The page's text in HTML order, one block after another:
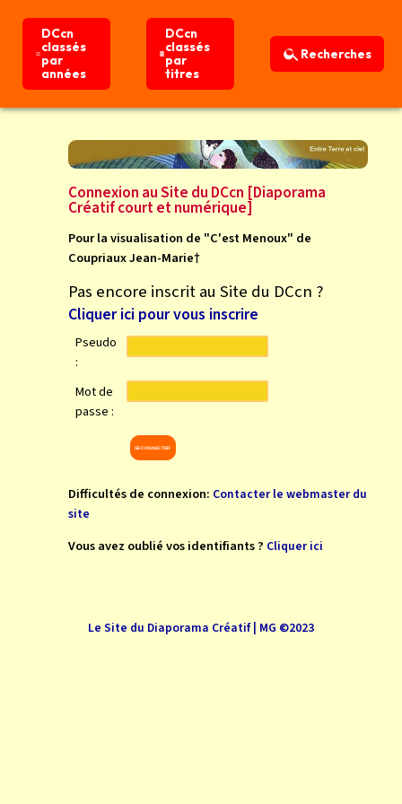
DCcn
classés
par
années
DCcn
classés
par
titres
Recherches
DCcn
classés
par
années
DCcn
classés
par
titres
Recherches
Connexion au Site du DCcn [Diaporama
Créatif court et numérique]
Pour la visualisation de "C'est Menoux" de
Coupriaux Jean-Marie†
Pas encore inscrit au Site du DCcn ?
Cliquer ici pour vous inscrire
Pseudo
:
Mot de
passe :
Difficultés de connexion: Contacter le webmaster du
site
Vous avez oublié vos identifiants ? Cliquer ici
Le Site du Diaporama Créatif | MG ©2023